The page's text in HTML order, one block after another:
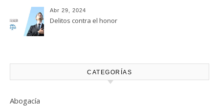
Abr 29, 2024
Delitos contra el honor
CATEGORÍAS
Abogacía